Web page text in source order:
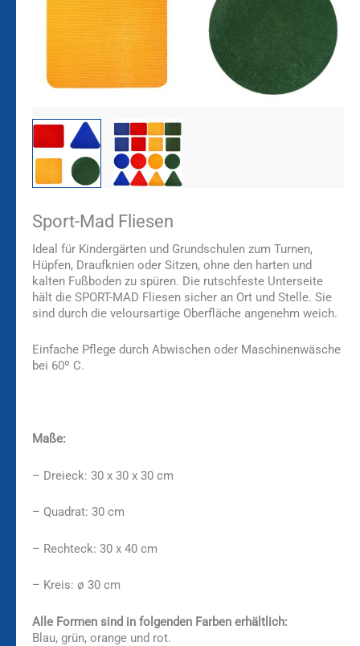
Sport-Mad Fliesen
Ideal für Kindergärten und Grundschulen zum Turnen,
Hüpfen, Draufknien oder Sitzen, ohne den harten und
kalten Fußboden zu spüren. Die rutschfeste Unterseite
hält die SPORT-MAD Fliesen sicher an Ort und Stelle. Sie
sind durch die veloursartige Oberfläche angenehm weich.
Einfache Pflege durch Abwischen oder Maschinenwäsche
bei 60º C.
Maße:
– Dreieck: 30 x 30 x 30 cm
– Quadrat: 30 cm
– Rechteck: 30 x 40 cm
– Kreis: ø 30 cm
Alle Formen sind in folgenden Farben erhältlich:
Blau, grün, orange und rot.